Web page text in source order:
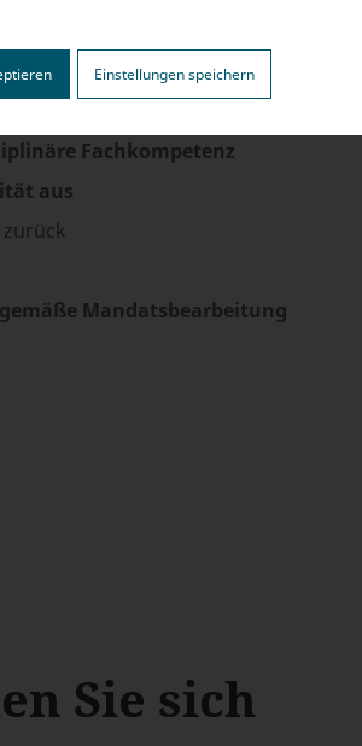
Einstellungen speichern
Fachkompetenz
aus
zurück
Mandatsbearbeitung
Sie sich